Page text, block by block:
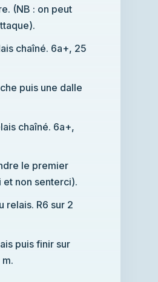
(NB : on peut
chaîné. 6a+, 25
puis une dalle
chaîné. 6a+,
le premier
et non senterci).
relais. R6 sur 2
puis finir sur